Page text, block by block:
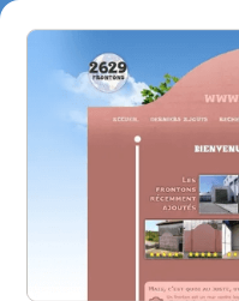
4784
frontones